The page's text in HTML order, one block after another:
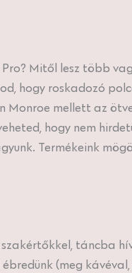
Mitől lesz több
hogy roskadozó
mellett az
hogy nem
Termékeink
táncba
(meg